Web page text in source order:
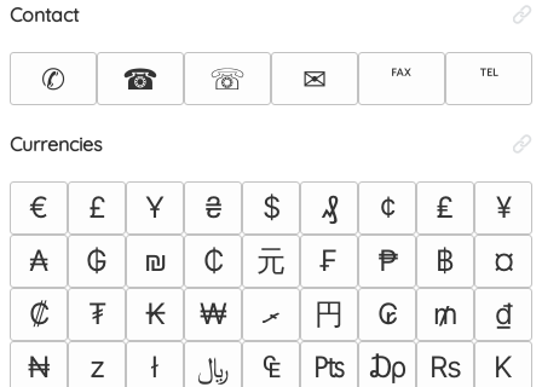
Contact
✆ ☎ ☏ ✉ ℻ ℡
Currencies
€ £ Ұ ₴ $ ₰ ¢ ₤
¥
₳
₲ ₪ ₵ 元 ₣ ₱ ฿
¤
₡
₮ ₭ ₩ ރ 円 ₢ ₥
₫
₦
z ł ﷼ ₠ ₧ ₯ ₨
K